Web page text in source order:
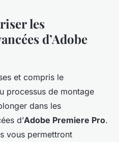
les
d’Adobe
et compris le
processus de montage
dans les
d’Adobe Premiere Pro.
vous permettront